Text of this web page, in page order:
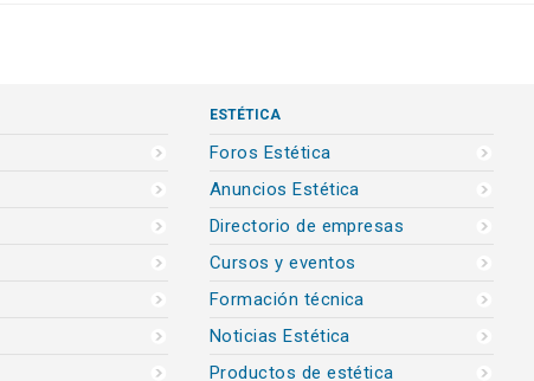
ESTÉTICA
Foros Estética
Anuncios Estética
Directorio de empresas
Cursos y eventos
Formación técnica
Noticias Estética
Productos de estética